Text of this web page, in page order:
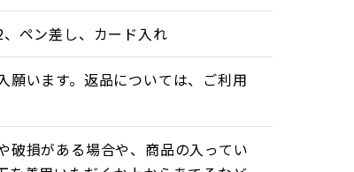
ペン差し、カード入れ
願います。返品については、ご利用
破損がある場合や、商品の入ってい